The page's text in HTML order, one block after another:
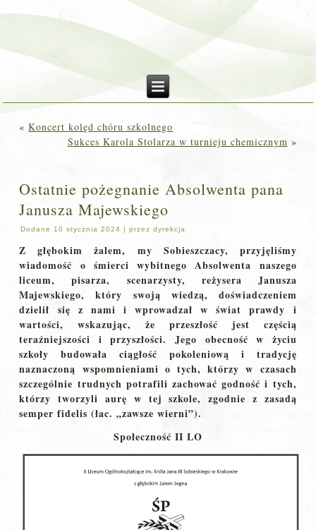
«Koncert kolęd chóru szkolnego
Sukces Karola Stolarza w turnieju chemicznym »
Ostatnie pożegnanie Absolwenta pana
Janusza Majewskiego
Dodane 10 stycznia 2024 |przez dyrekcja
Z głębokim żalem, my Sobieszczacy, przyjęliśmy
wiadomość o śmierci wybitnego Absolwenta naszego
liceum, pisarza, scenarzysty, reżysera Janusza
Majewskiego, który swoją wiedzą, doświadczeniem
dzielił się z nami i wprowadzał w świat prawdy i
wartości, wskazując, że przeszłość jest częścią
teraźniejszości i przyszłości. Jego obecność w życiu
szkoły budowała ciągłość pokoleniową i tradycję
naznaczoną wspomnieniami o tych, którzy w czasach
szczególnie trudnych potrafili zachować godność i tych,
którzy tworzyli aurę w tej szkole, zgodnie z zasadą
semper fidelis (łac. „zawsze wierni”).
Społeczność II LO